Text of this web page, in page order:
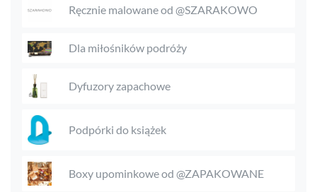
Ręcznie malowane od @SZARAKOWO
Dla miłośników podróży
Dyfuzory zapachowe
Podpórki do książek
Boxy upominkowe od @ZAPAKOWANE